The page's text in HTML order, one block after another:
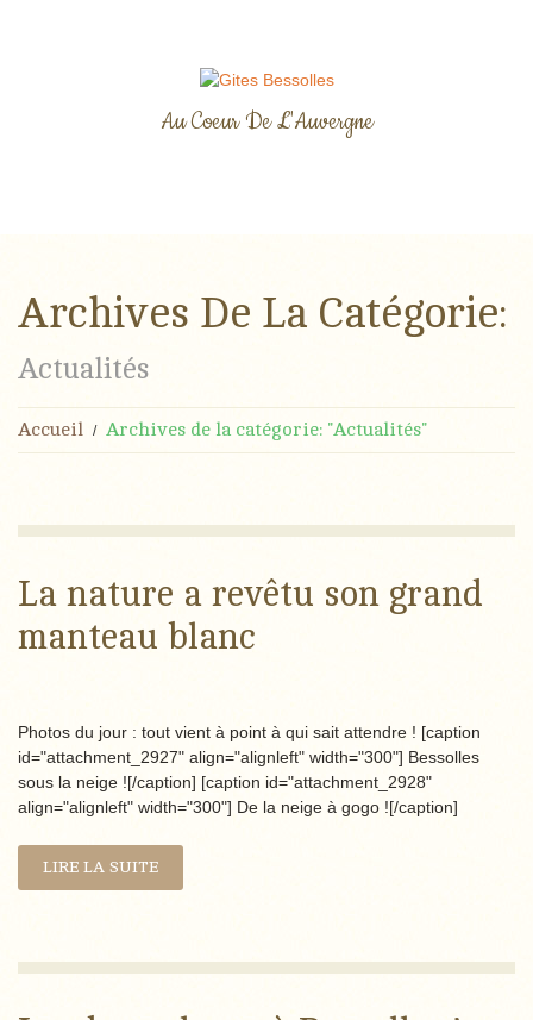
Au Coeur De L'Auvergne
Archives De La Catégorie:
Actualités
Accueil Archives de la catégorie: "Actualités"
La nature a revêtu son grand
manteau blanc
Photos du jour : tout vient à point à qui sait attendre ! [caption
id="attachment_2927" align="alignleft" width="300"] Bessolles
sous la neige ![/caption] [caption id="attachment_2928"
align="alignleft" width="300"] De la neige à gogo ![/caption]
LIRE LA SUITE